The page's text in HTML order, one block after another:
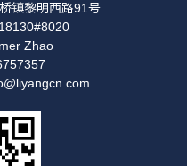
镇黎明西路91号
Zhao